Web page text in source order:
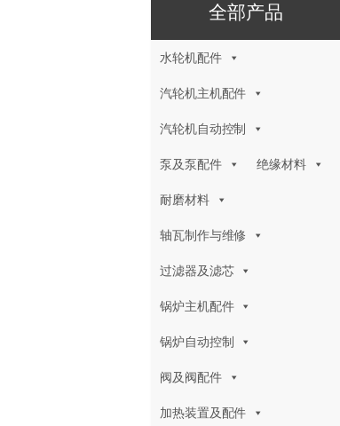
全部产品
水轮机配件
汽轮机主机配件
汽轮机自动控制
泵及泵配件 绝缘材料
耐磨材料
轴瓦制作与维修
过滤器及滤芯
锅炉主机配件
锅炉自动控制
阀及阀配件
加热装置及配件